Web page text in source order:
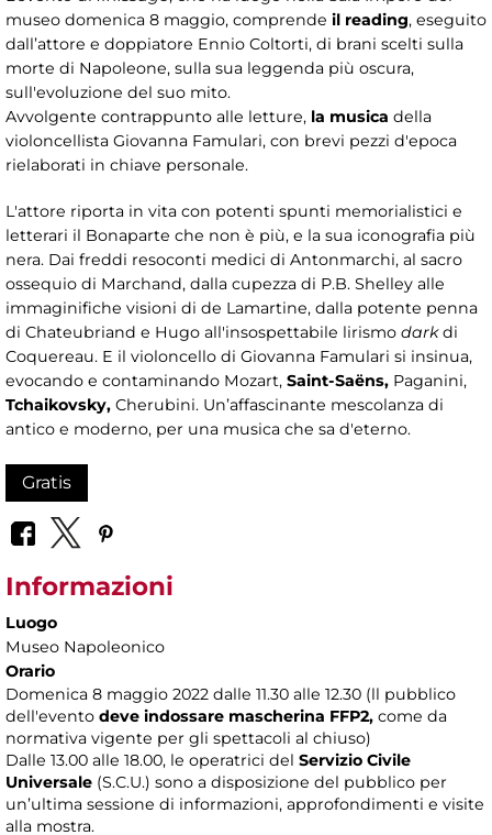
museo domenica 8 maggio, comprende il reading, eseguito
dall’attore e doppiatore Ennio Coltorti, di brani scelti sulla
morte di Napoleone, sulla sua leggenda più oscura,
sull'evoluzione del suo mito.
Avvolgente contrappunto alle letture, la musica della
violoncellista Giovanna Famulari, con brevi pezzi d'epoca
rielaborati in chiave personale.
L'attore riporta in vita con potenti spunti memorialistici e
letterari il Bonaparte che non è più, e la sua iconografia più
nera. Dai freddi resoconti medici di Antonmarchi, al sacro
ossequio di Marchand, dalla cupezza di P.B. Shelley alle
immaginifiche visioni di de Lamartine, dalla potente penna
di Chateubriand e Hugo all'insospettabile lirismo darkdi
Coquereau. E il violoncello di Giovanna Famulari si insinua,
evocando e contaminando Mozart, Saint-Saëns, Paganini,
Tchaikovsky, Cherubini. Un’affascinante mescolanza di
antico e moderno, per una musica che sa d'eterno.
Gratis
Informazioni
Luogo
Museo Napoleonico
Orario
Domenica 8 maggio 2022 dalle 11.30 alle 12.30 (ll pubblico
dell'evento deve indossare mascherina FFP2, come da
normativa vigente per gli spettacoli al chiuso)
Dalle 13.00 alle 18.00, le operatrici del Servizio Civile
Universale (S.C.U.) sono a disposizione del pubblico per
un’ultima sessione di informazioni, approfondimenti e visite
alla mostra.